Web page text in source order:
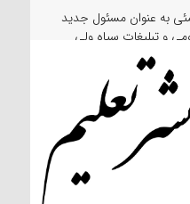
به عنوان مسئول جدید
و تبلیغات سپاه ولی
معرفی شد